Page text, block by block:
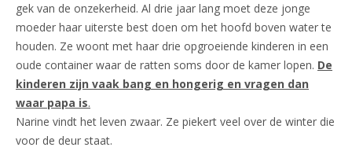
gek van de onzekerheid. Al drie jaar lang moet deze jonge
moeder haar uiterste best doen om het hoofd boven water te
houden. Ze woont met haar drie opgroeiende kinderen in een
oude container waar de ratten soms door de kamer lopen. De
kinderen zijn vaak bang en hongerig en vragen dan
waar papa is.
Narine vindt het leven zwaar. Ze piekert veel over de winter die
voor de deur staat.